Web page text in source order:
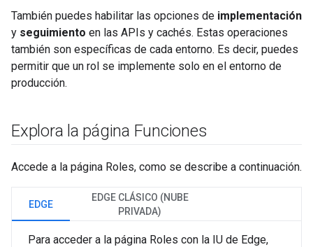
También puedes habilitar las opciones de implementación
y seguimiento en las APIs y cachés. Estas operaciones
también son específicas de cada entorno. Es decir, puedes
permitir que un rol se implemente solo en el entorno de
producción.
Explora la página Funciones
Accede a la página Roles, como se describe a continuación.
EDGE
EDGE CLÁSICO (NUBE
PRIVADA)
Para acceder a la página Roles con la IU de Edge,